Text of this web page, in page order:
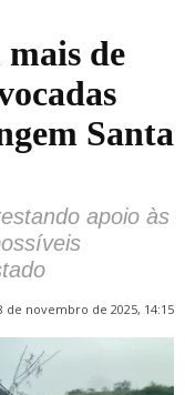
de
Santa
apoio às
de novembro de 2025, 14:15